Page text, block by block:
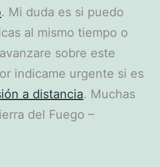
. Mi duda es si puedo
al mismo tiempo o
sobre este
indicame urgente si es
a distancia. Muchas
del Fuego –